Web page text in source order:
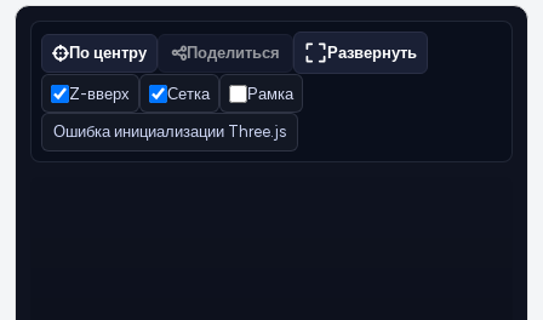
По центру Поделиться Развернуть
Z-вверх Сетка Рамка
Ошибка инициализации Three.js